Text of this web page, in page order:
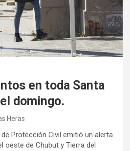
en toda Santa
domingo.
Heras
Protección Civil emitió un alerta
oeste de Chubut y Tierra del